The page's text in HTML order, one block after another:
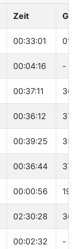
Zeit
00:33:01
00:04:16 -
00:37:11
00:36:12
00:39:25
00:36:44
00:00:56
02:30:28
00:02:32 -